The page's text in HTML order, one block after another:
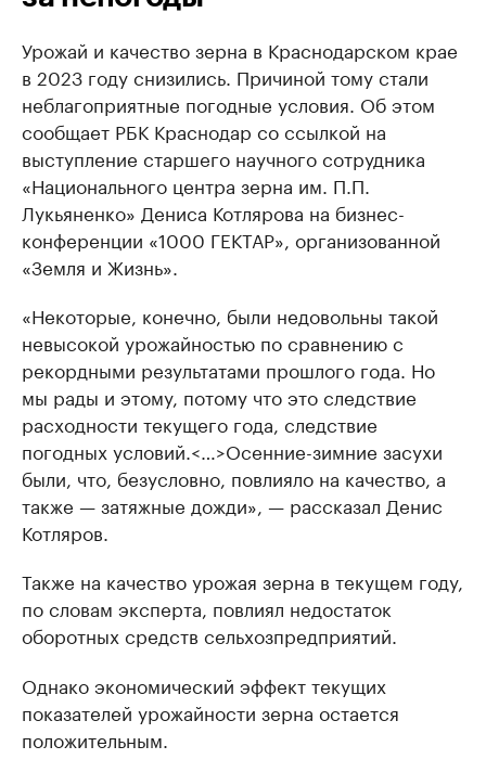
Урожай и качество зерна в Краснодарском крае
в 2023 году снизились. Причиной тому стали
неблагоприятные погодные условия. Об этом
сообщает РБК Краснодар со ссылкой на
выступление старшего научного сотрудника
«Национального центра зерна им. П.П.
Лукьяненко» Дениса Котлярова на бизнес-
конференции «1000 ГЕКТАР», организованной
«Земля и Жизнь».
«Некоторые, конечно, были недовольны такой
невысокой урожайностью по сравнению с
рекордными результатами прошлого года. Но
мы рады и этому, потому что это следствие
расходности текущего года, следствие
погодных условий.<…>Осенние-зимние засухи
были, что, безусловно, повлияло на качество, а
также — затяжные дожди», — рассказал Денис
Котляров.
Также на качество урожая зерна в текущем году,
по словам эксперта, повлиял недостаток
оборотных средств сельхозпредприятий.
Однако экономический эффект текущих
показателей урожайности зерна остается
положительным.